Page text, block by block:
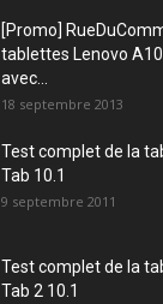
[Promo]
tablettes Lenovo
avec...
18 septembre 2013
Test complet de la
Tab 10.1
9 septembre 2011
Test complet de la
Tab 2 10.1